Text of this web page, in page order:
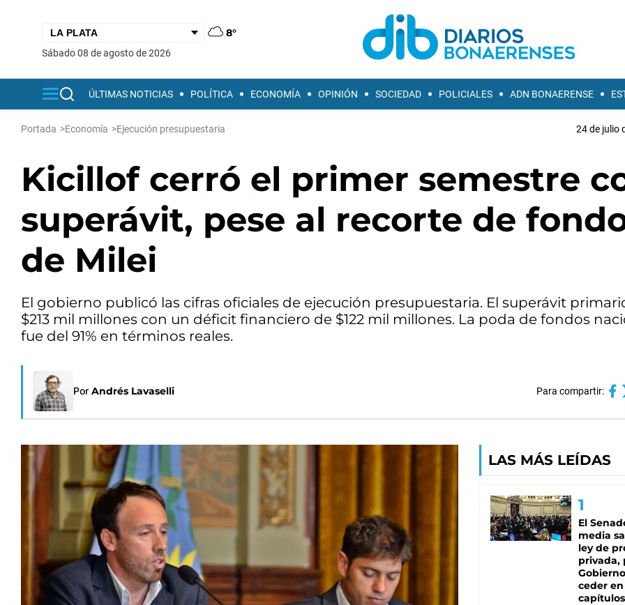
8°
sábado 08 de agosto de 2026
ÚLTIMAS NOTICIAS POLÍTICA ECONOMÍA OPINIÓN SOCIEDAD POLICIALES ADN BONAERENSE
Portada >Economía >Ejecución presupuestaria 24 de julio
Kicillof cerró el primer semestre
superávit, pese al recorte de
de Milei
El gobierno publicó las cifras oficiales de ejecución presupuestaria. El superávit
$213 mil millones con un déficit financiero de $122 mil millones. La poda de fondos
fue del 91% en términos reales.
Por Andrés Lavaselli Para compartir:
LAS MÁS LEÍDAS
El
media
ley de
privada,
ceder
capítulos